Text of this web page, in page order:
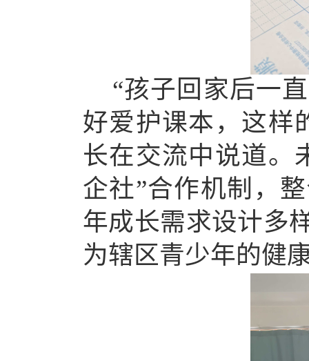
“孩子回家后一
好爱护课本，这样
长在交流中说道。
企社”合作机制，
年成长需求设计多
为辖区青少年的健